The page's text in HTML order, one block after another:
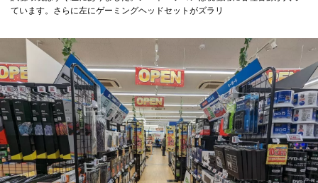
ています。さらに左にゲーミングヘッドセットがズラリ